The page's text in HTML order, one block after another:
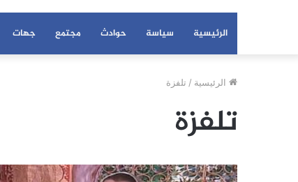
الرئيسية سياسة حوادث مجتمع جهات
الرئيسية / تلفزة
تلفزة